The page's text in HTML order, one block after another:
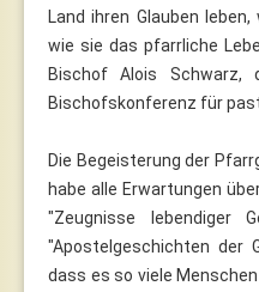
Land ihren Glauben
wie sie das pfarrliche
Bischof Alois Schwarz,
Bischofskonferenz für
Die Begeisterung der
habe alle Erwartungen
"Zeugnisse lebendiger
"Apostelgeschichten der
dass es so viele